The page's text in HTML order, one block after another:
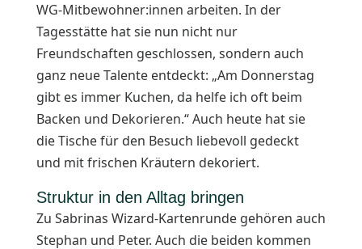
WG-Mitbewohner:innen arbeiten. In der
Tagesstätte hat sie nun nicht nur
Freundschaften geschlossen, sondern auch
ganz neue Talente entdeckt: „Am Donnerstag
gibt es immer Kuchen, da helfe ich oft beim
Backen und Dekorieren.“ Auch heute hat sie
die Tische für den Besuch liebevoll gedeckt
und mit frischen Kräutern dekoriert.
Struktur in den Alltag bringen
Zu Sabrinas Wizard-Kartenrunde gehören auch
Stephan und Peter. Auch die beiden kommen